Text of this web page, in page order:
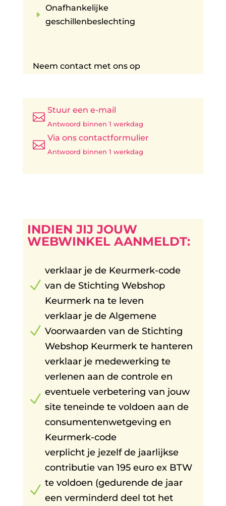
E
Onafhankelijke
geschillenbeslechting
Neem contact met ons op

Stuur een e-mail
Antwoord binnen 1 werkdag

Via ons contactformulier
Antwoord binnen 1 werkdag
INDIEN JIJ JOUW
WEBWINKEL AANMELDT:
N
verklaar je de Keurmerk-code
van de Stichting Webshop
Keurmerk na te leven
N
verklaar je de Algemene
Voorwaarden van de Stichting
Webshop Keurmerk te hanteren
N
verklaar je medewerking te
verlenen aan de controle en
eventuele verbetering van jouw
site teneinde te voldoen aan de
consumentenwetgeving en
Keurmerk-code
N
verplicht je jezelf de jaarlijkse
contributie van 195 euro ex BTW
te voldoen (gedurende de jaar
een verminderd deel tot het